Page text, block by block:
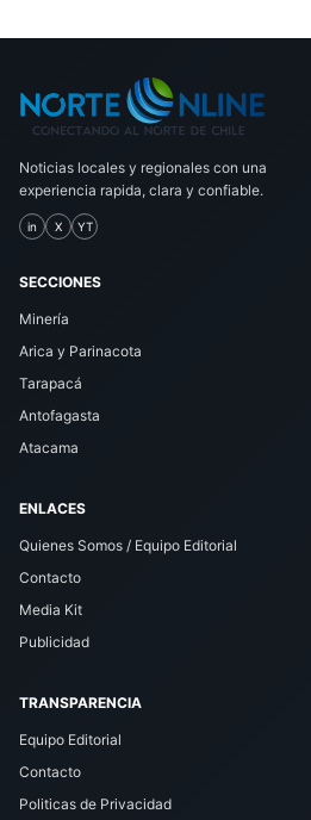
Noticias locales y regionales con una
experiencia rapida, clara y confiable.
in X YT
SECCIONES
Minería
Arica y Parinacota
Tarapacá
Antofagasta
Atacama
ENLACES
Quienes Somos / Equipo Editorial
Contacto
Media Kit
Publicidad
TRANSPARENCIA
Equipo Editorial
Contacto
Politicas de Privacidad